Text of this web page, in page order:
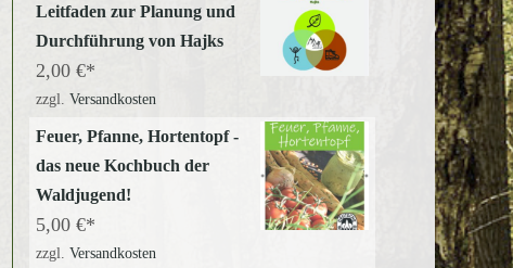
Leitfaden zur Planung und
Durchführung von Hajks
2,00 €
zzgl. Versandkosten
Feuer, Pfanne, Hortentopf -
das neue Kochbuch der
Waldjugend!
5,00 €
zzgl. Versandkosten